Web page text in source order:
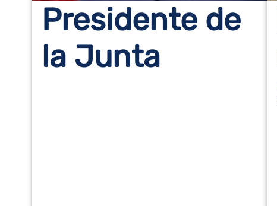
Presidente de
la Junta